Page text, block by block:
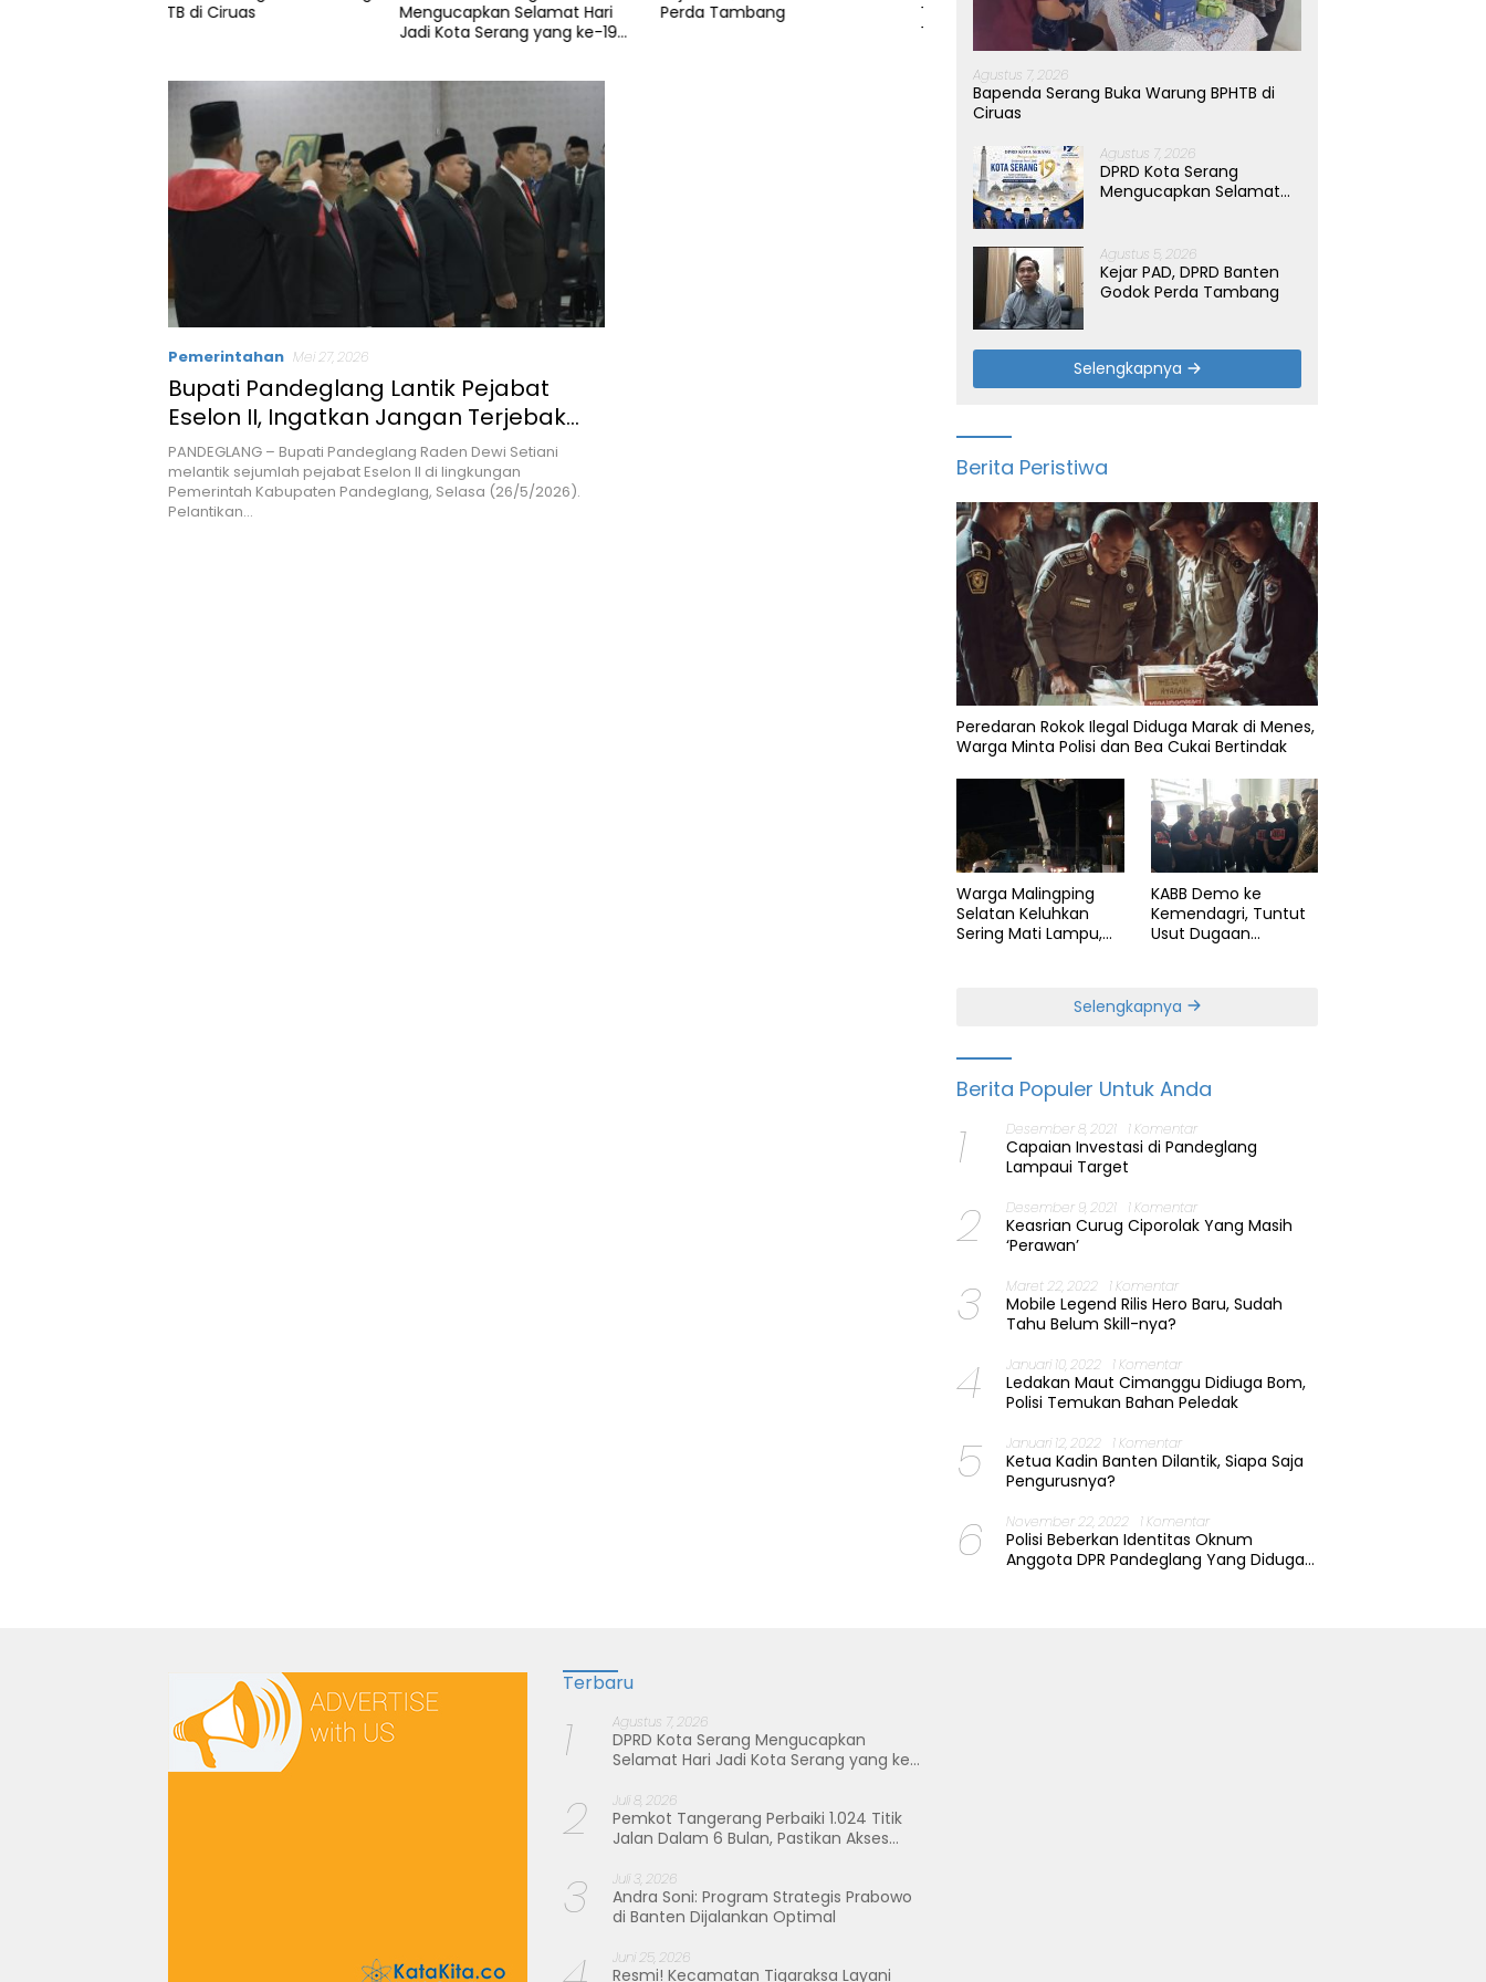
Mengucapkan Selamat Hari
Perda Tambang
Terima SK Periode 2026-2031,
10 Ribu Liter Air Bersih untuk
Warga Terdampak Kemarau
di Patia
Listrik di Banten Surplus
Pemerintahan Mei 27, 2026
Bupati Pandeglang Lantik Pejabat
Eselon II, Ingatkan Jangan Terjebak
Rutinitas
PANDEGLANG – Bupati Pandeglang Raden Dewi Setiani
melantik sejumlah pejabat Eselon II di lingkungan
Pemerintah Kabupaten Pandeglang, Selasa (26/5/2026).
Pelantikan…
Agustus 7, 2026
Bapenda Serang Buka Warung BPHTB di
Ciruas
Agustus 7, 2026
DPRD Kota Serang
Mengucapkan Selamat
Agustus 5, 2026
Kejar PAD, DPRD Banten
Godok Perda Tambang
Selengkapnya
Berita Peristiwa
Peredaran Rokok Ilegal Diduga Marak di Menes,
Warga Minta Polisi dan Bea Cukai Bertindak
Warga Malingping
Selatan Keluhkan
Sering Mati Lampu,
KABB Demo ke
Kemendagri, Tuntut
Usut Dugaan
Selengkapnya
Berita Populer Untuk Anda
1 Desember 8, 2021 1 Komentar
Capaian Investasi di Pandeglang
Lampaui Target
2 Desember 9, 2021 1 Komentar
Keasrian Curug Ciporolak Yang Masih
‘Perawan’
3 Maret 22, 2022 1 Komentar
Mobile Legend Rilis Hero Baru, Sudah
Tahu Belum Skill-nya?
4 Januari 10, 2022 1 Komentar
Ledakan Maut Cimanggu Didiuga Bom,
Polisi Temukan Bahan Peledak
5 Januari 12, 2022 1 Komentar
Ketua Kadin Banten Dilantik, Siapa Saja
Pengurusnya?
6 November 22, 2022 1 Komentar
Polisi Beberkan Identitas Oknum
Anggota DPR Pandeglang Yang Diduga
Terbaru
1 Agustus 7, 2026
DPRD Kota Serang Mengucapkan
Selamat Hari Jadi Kota Serang yang ke-
2 Juli 8, 2026
Pemkot Tangerang Perbaiki 1.024 Titik
Jalan Dalam 6 Bulan, Pastikan Akses
3 Juli 3, 2026
Andra Soni: Program Strategis Prabowo
di Banten Dijalankan Optimal
Juni 25, 2026
Resmi! Kecamatan Tigaraksa Layani